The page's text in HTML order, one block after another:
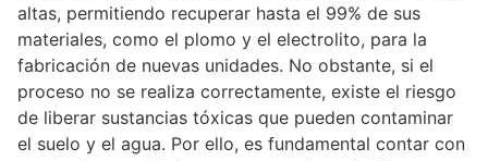
altas, permitiendo recuperar hasta el 99% de sus
materiales, como el plomo y el electrolito, para la
fabricación de nuevas unidades. No obstante, si el
proceso no se realiza correctamente, existe el riesgo
de liberar sustancias tóxicas que pueden contaminar
el suelo y el agua. Por ello, es fundamental contar con